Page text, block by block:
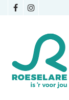
Overslaan en naar